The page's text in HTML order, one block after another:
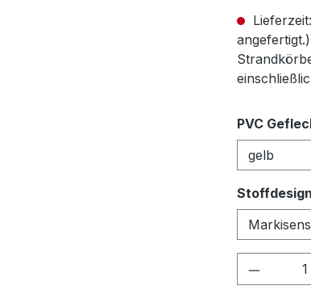
PVC
Stoffdesign